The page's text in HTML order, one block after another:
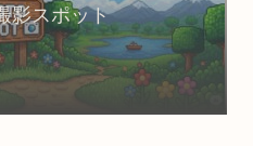
影スポット